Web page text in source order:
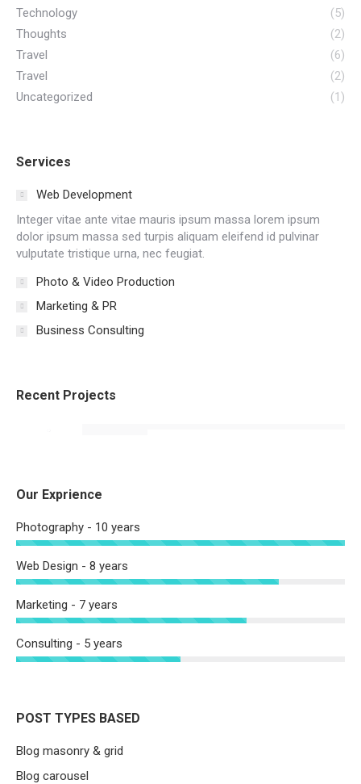
Technology
(5)
Thoughts
(2)
Travel
(6)
Travel
(2)
Uncategorized
(1)
Services
Web Development
Integer vitae ante vitae mauris ipsum massa lorem ipsum
dolor ipsum massa sed turpis aliquam eleifend id pulvinar
vulputate tristique urna, nec feugiat.
Photo & Video Production
Marketing & PR
Business Consulting
Recent Projects
Our Exprience
Photography - 10 years
Web Design - 8 years
Marketing - 7 years
Consulting - 5 years
POST TYPES BASED
Blog masonry & grid
Blog carousel